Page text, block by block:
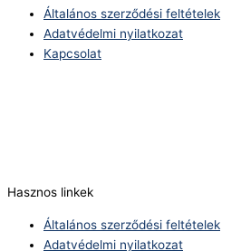
Általános szerződési feltételek
Adatvédelmi nyilatkozat
Kapcsolat
Hasznos linkek
Általános szerződési feltételek
Adatvédelmi nyilatkozat